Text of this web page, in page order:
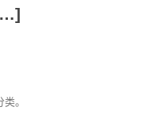
类。